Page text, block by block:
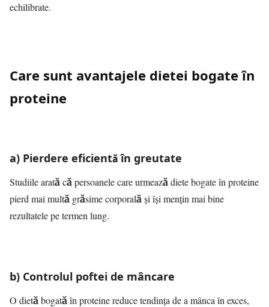
echilibrate.
Care sunt avantajele dietei bogate în
proteine
a) Pierdere eficientă în greutate
Studiile arată că persoanele care urmează diete bogate în proteine
pierd mai multă grăsime corporală și își mențin mai bine
rezultatele pe termen lung.
b) Controlul poftei de mâncare
O dietă bogată în proteine reduce tendința de a mânca în exces,